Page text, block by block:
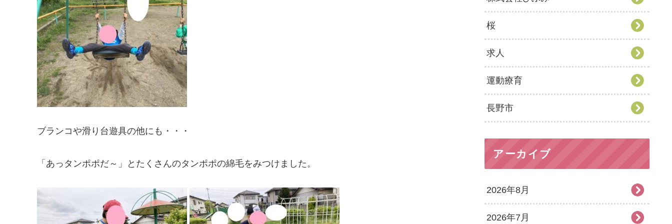
ブランコや滑り台遊具の他にも・・・
「あっタンポポだ～」とたくさんのタンポポの綿毛をみつけました。
桜
求人
運動療育
長野市
アーカイブ
2026年8月
2026年7月